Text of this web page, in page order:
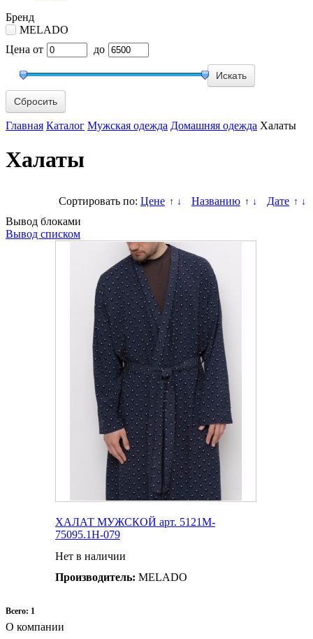
Бренд
MELADO
Цена от до
Сбросить
Главная Каталог Мужская одежда Домашняя одежда Халаты
Халаты
Сортировать по: Цене ↑ ↓ Названию ↑ ↓ Дате ↑ ↓
Вывод блоками
Вывод списком
ХАЛАТ МУЖСКОЙ арт. 5121M-
75095.1H-079
Нет в наличии
Производитель: MELADO
Всего: 1
О компании